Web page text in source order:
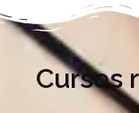
Cursos